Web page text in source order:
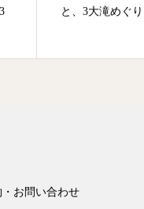
と、3大滝めぐり
お問い合わせ